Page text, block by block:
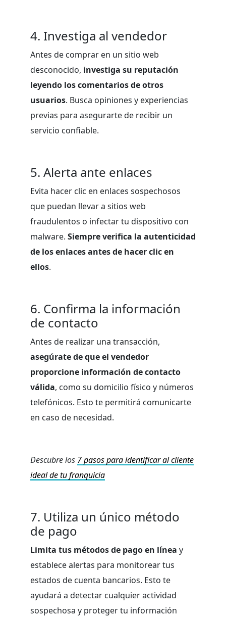
4. Investiga al vendedor
Antes de comprar en un sitio web
desconocido, investiga su reputación
leyendo los comentarios de otros
usuarios. Busca opiniones y experiencias
previas para asegurarte de recibir un
servicio confiable.
5. Alerta ante enlaces
Evita hacer clic en enlaces sospechosos
que puedan llevar a sitios web
fraudulentos o infectar tu dispositivo con
malware. Siempre verifica la autenticidad
de los enlaces antes de hacer clic en
ellos.
6. Confirma la información
de contacto
Antes de realizar una transacción,
asegúrate de que el vendedor
proporcione información de contacto
válida, como su domicilio físico y números
telefónicos. Esto te permitirá comunicarte
en caso de necesidad.
Descubre los 7 pasos para identificar al cliente
ideal de tu franquicia
7. Utiliza un único método
de pago
Limita tus métodos de pago en línea y
establece alertas para monitorear tus
estados de cuenta bancarios. Esto te
ayudará a detectar cualquier actividad
sospechosa y proteger tu información